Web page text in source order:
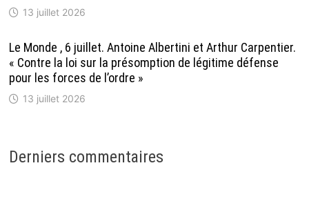
13 juillet 2026
Le Monde , 6 juillet. Antoine Albertini et Arthur Carpentier.
« Contre la loi sur la présomption de légitime défense
pour les forces de l’ordre »
13 juillet 2026
Derniers commentaires